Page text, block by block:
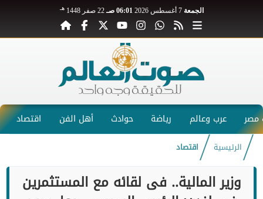
الجمعة 7 أغسطس 2026 06:01 صـ 22 صفر 1448 هـ
عرب وعالم رياضة حوادث أهل الفن اقتصاد
الرئيسية اقتصاد
وزير المالية.. فى لقائه مع المستثمرين